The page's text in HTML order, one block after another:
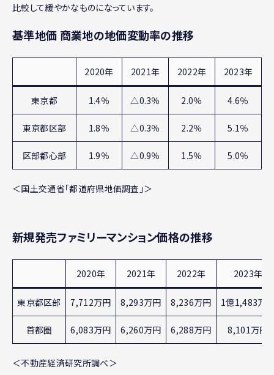
比較して緩やかなものになっています。
基準地価 商業地の地価変動率の推移
2020年 2021年 2022年 2023年
東京都 1.4％ △0.3％ 2.0％ 4.6％
東京都区部 1.8％ △0.3％ 2.2％ 5.1％
区部都心部 1.9％ △0.9％ 1.5％ 5.0％
＜国土交通省「都道府県地価調査」＞
新規発売ファミリーマンション価格の推移
2020年 2021年 2022年 2023年
東京都区部 7,712万円 8,293万円 8,236万円 1億1,483万
首都圏 6,083万円 6,260万円 6,288万円 8,101万円
＜不動産経済研究所調べ＞